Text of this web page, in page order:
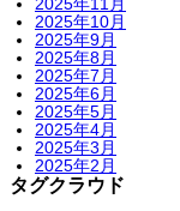
2025年10月
2025年9月
2025年8月
2025年7月
2025年6月
2025年5月
2025年4月
2025年3月
2025年2月
タグクラウド